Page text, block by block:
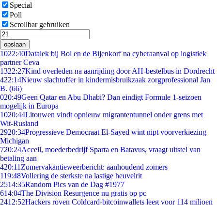
Special
Poll
Scrollbar gebruiken
opslaan
1022:40Datalek bij Bol en de Bijenkorf na cyberaanval op logistiek
partner Ceva
1322:27Kind overleden na aanrijding door AH-bestelbus in Dordrecht
422:14Nieuw slachtoffer in kindermisbruikzaak zorgprofessional Jan
B. (66)
020:49Geen Qatar en Abu Dhabi? Dan eindigt Formule 1-seizoen
mogelijk in Europa
1020:44Litouwen vindt opnieuw migrantentunnel onder grens met
Wit-Rusland
2920:34Progressieve Democraat El-Sayed wint nipt voorverkiezing
Michigan
720:24Accell, moederbedrijf Sparta en Batavus, vraagt uitstel van
betaling aan
420:11 Zomervakantieweerbericht: aanhoudend zomers
119:48Vollering de sterkste na lastige heuvelrit
2514:35Random Pics van de Dag #1977
614:04The Division Resurgence nu gratis op pc
2412:52Hackers roven Coldcard-bitcoinwallets leeg voor 114 miljoen